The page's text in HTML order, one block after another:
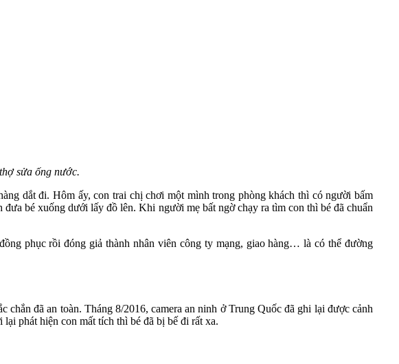
sửa ống nước.
dắt đi. Hôm ấy, con trai chị chơi một mình trong phòng khách thì có người bấm
bé xuống dưới lấy đồ lên. Khi người mẹ bất ngờ chạy ra tìm con thì bé đã chuẩn
phục rồi đóng giả thành nhân viên công ty mạng, giao hàng… là có thể đường
đã an toàn. Tháng 8/2016, camera an ninh ở Trung Quốc đã ghi lại được cảnh
phát hiện con mất tích thì bé đã bị bế đi rất xa.